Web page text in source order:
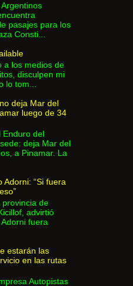
pasajes para los
Consti...
a los medios de
disculpen mi
lo tom...
deja Mar del
luego de 34
Enduro del
deja Mar del
a Pinamar. La
Adorni: “Si fuera
de
advirtió
fuera
estarán las
en las rutas
Autopistas